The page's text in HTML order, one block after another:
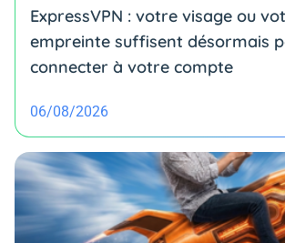
ExpressVPN : votre visage ou
empreinte suffisent désormais
connecter à votre compte
06/08/2026